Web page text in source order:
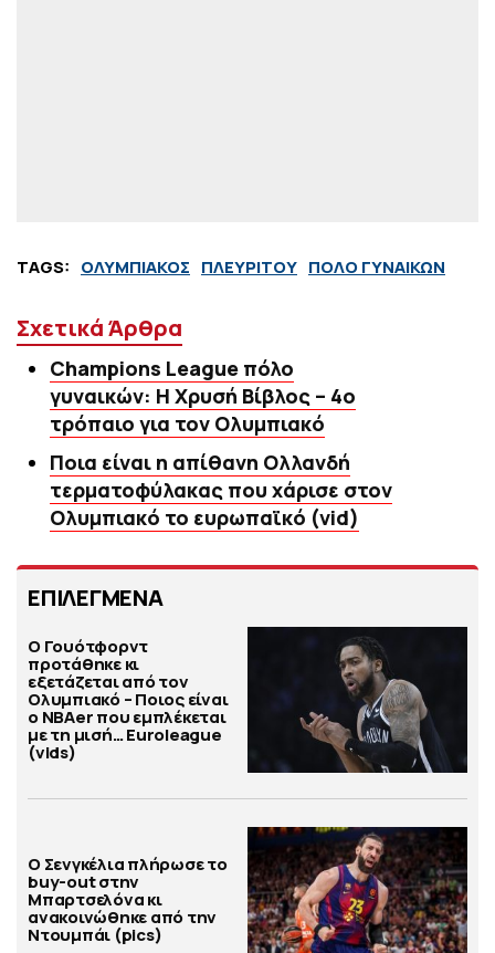
TAGS: ΟΛΥΜΠΙΑΚΟΣ ΠΛΕΥΡΙΤΟΥ ΠΟΛΟ ΓΥΝΑΙΚΩΝ
Σχετικά Άρθρα
Champions League πόλο
γυναικών: Η Χρυσή Βίβλος – 4ο
τρόπαιο για τον Ολυμπιακό
Ποια είναι η απίθανη Ολλανδή
τερματοφύλακας που χάρισε στον
Ολυμπιακό το ευρωπαϊκό (vid)
ΕΠΙΛΕΓΜΕΝΑ
Ο Γουότφορντ
προτάθηκε κι
εξετάζεται από τον
Ολυμπιακό – Ποιος είναι
ο ΝΒΑer που εμπλέκεται
με τη μισή… Euroleague
(vids)
Ο Σενγκέλια πλήρωσε το
buy-out στην
Μπαρτσελόνα κι
ανακοινώθηκε από την
Ντουμπάι (pics)